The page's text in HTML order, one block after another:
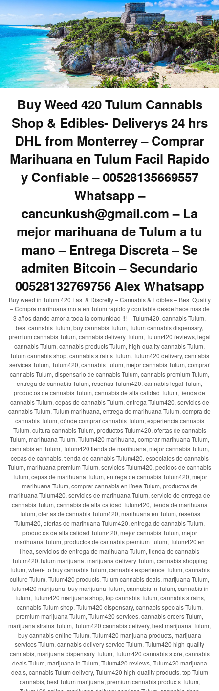
Buy Weed 420 Tulum Cannabis
Shop & Edibles- Deliverys 24 hrs
DHL from Monterrey – Comprar
Marihuana en Tulum Facil Rapido
y Confiable – 00528135669557
Whatsapp –
cancunkush@gmail.com – La
mejor marihuana de Tulum a tu
mano – Entrega Discreta – Se
admiten Bitcoin – Secundario
00528132769756 Alex Whatsapp
Buy weed in Tulum 420 Fast & Discretly – Cannabis & Edibles – Best Quality
– Compra marihuana mota en Tulum rapido y confiable desde hace mas de
3 años dando amor a toda la comunidad !!! – Tulum420, cannabis Tulum,
best cannabis Tulum, buy cannabis Tulum, Tulum cannabis dispensary,
premium cannabis Tulum, cannabis delivery Tulum, Tulum420 reviews, legal
cannabis Tulum, cannabis products Tulum, high-quality cannabis Tulum,
Tulum cannabis shop, cannabis strains Tulum, Tulum420 delivery, cannabis
services Tulum, Tulum420, cannabis Tulum, mejor cannabis Tulum, comprar
cannabis Tulum, dispensario de cannabis Tulum, cannabis premium Tulum,
entrega de cannabis Tulum, reseñas Tulum420, cannabis legal Tulum,
productos de cannabis Tulum, cannabis de alta calidad Tulum, tienda de
cannabis Tulum, cepas de cannabis Tulum, entrega Tulum420, servicios de
cannabis Tulum, Tulum marihuana, entrega de marihuana Tulum, compra de
cannabis Tulum, dónde comprar cannabis Tulum, experiencia cannabis
Tulum, cultura cannabis Tulum, productos Tulum420, ofertas de cannabis
Tulum, marihuana Tulum, Tulum420 marihuana, comprar marihuana Tulum,
cannabis en Tulum, Tulum420 tienda de marihuana, mejor cannabis Tulum,
cepas de cannabis, tienda de cannabis Tulum420, especiales de cannabis
Tulum, marihuana premium Tulum, servicios Tulum420, pedidos de cannabis
Tulum, cepas de marihuana Tulum, entrega de cannabis Tulum420, mejor
marihuana Tulum, comprar cannabis en línea Tulum, productos de
marihuana Tulum420, servicios de marihuana Tulum, servicio de entrega de
cannabis Tulum, cannabis de alta calidad Tulum420, tienda de marihuana
Tulum, ofertas de cannabis Tulum420, marihuana en Tulum, reseñas
Tulum420, ofertas de marihuana Tulum420, entrega de cannabis Tulum,
productos de alta calidad Tulum420, mejor cannabis Tulum, mejor
marihuana Tulum, productos de cannabis premium Tulum, Tulum420 en
línea, servicios de entrega de marihuana Tulum, tienda de cannabis
Tulum420,Tulum marijuana, marijuana delivery Tulum, cannabis shopping
Tulum, where to buy cannabis Tulum, cannabis experience Tulum, cannabis
culture Tulum, Tulum420 products, Tulum cannabis deals, marijuana Tulum,
Tulum420 marijuana, buy marijuana Tulum, cannabis in Tulum, cannabis in
Tulum, Tulum420 marijuana shop, top cannabis Tulum, cannabis strains,
cannabis Tulum shop, Tulum420 dispensary, cannabis specials Tulum,
premium marijuana Tulum, Tulum420 services, cannabis orders Tulum,
marijuana strains Tulum, Tulum420 cannabis delivery, best marijuana Tulum,
buy cannabis online Tulum, Tulum420 marijuana products, marijuana
services Tulum, cannabis delivery service Tulum, Tulum420 high-quality
cannabis, marijuana dispensary Tulum, Tulum420 cannabis store, cannabis
deals Tulum, marijuana in Tulum, Tulum420 reviews, Tulum420 marijuana
deals, cannabis Tulum delivery, Tulum420 high-quality products, top Tulum
cannabis, best Tulum marijuana, premium cannabis products Tulum,